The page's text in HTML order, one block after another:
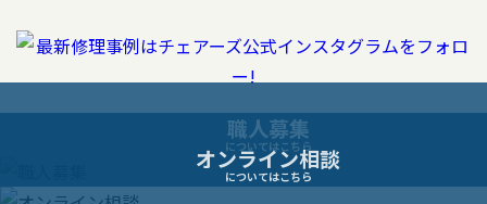
ゲ
ー
シ
職人募集
についてはこちら
オンライン相談
についてはこちら